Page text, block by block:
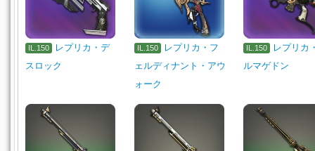
IL.150
レプリカ・デ
スロック
IL.150
レプリカ・フ
ェルディナント・アウ
ォーク
IL.150
レプリカ
ルマゲドン